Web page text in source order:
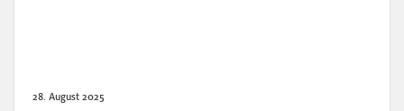
28. August 2025